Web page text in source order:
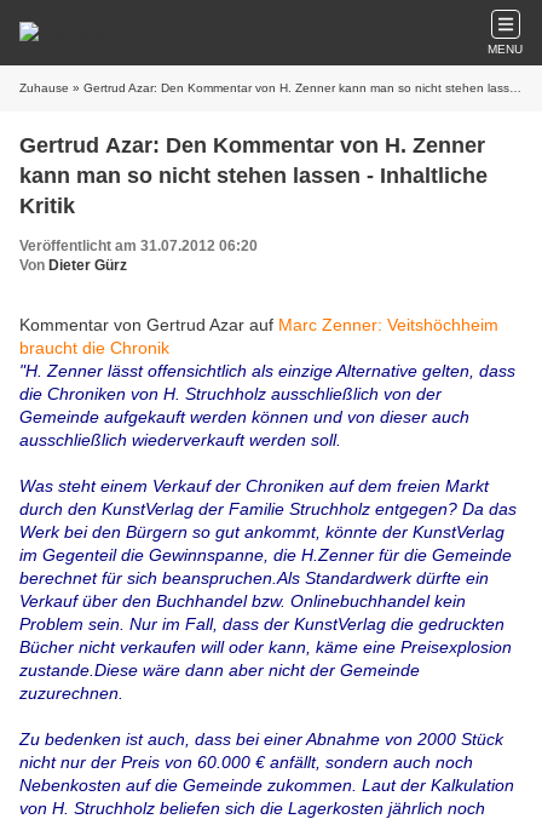
MENU
Zuhause » Gertrud Azar: Den Kommentar von H. Zenner kann man so nicht stehen lassen - Inhaltliche Kritik
Gertrud Azar: Den Kommentar von H. Zenner
kann man so nicht stehen lassen - Inhaltliche
Kritik
Veröffentlicht am 31.07.2012 06:20
Von Dieter Gürz
Kommentar von Gertrud Azar auf Marc Zenner: Veitshöchheim
braucht die Chronik
"H. Zenner lässt offensichtlich als einzige Alternative gelten, dass
die Chroniken von H. Struchholz ausschließlich von der
Gemeinde aufgekauft werden können und von dieser auch
ausschließlich wiederverkauft werden soll.
Was steht einem Verkauf der Chroniken auf dem freien Markt
durch den KunstVerlag der Familie Struchholz entgegen? Da das
Werk bei den Bürgern so gut ankommt, könnte der KunstVerlag
im Gegenteil die Gewinnspanne, die H.Zenner für die Gemeinde
berechnet für sich beanspruchen.Als Standardwerk dürfte ein
Verkauf über den Buchhandel bzw. Onlinebuchhandel kein
Problem sein. Nur im Fall, dass der KunstVerlag die gedruckten
Bücher nicht verkaufen will oder kann, käme eine Preisexplosion
zustande.Diese wäre dann aber nicht der Gemeinde
zuzurechnen.
Zu bedenken ist auch, dass bei einer Abnahme von 2000 Stück
nicht nur der Preis von 60.000 € anfällt, sondern auch noch
Nebenkosten auf die Gemeinde zukommen. Laut der Kalkulation
von H. Struchholz beliefen sich die Lagerkosten jährlich noch